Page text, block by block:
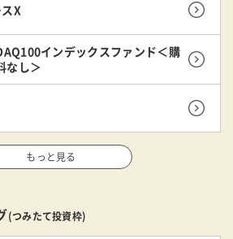
X
インデックスファンド＜購
なし＞
もっと見る
(つみたて投資枠)